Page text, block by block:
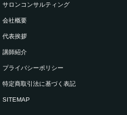
サロンコンサルティング
会社概要
代表挨拶
講師紹介
プライバシーポリシー
特定商取引法に基づく表記
SITEMAP